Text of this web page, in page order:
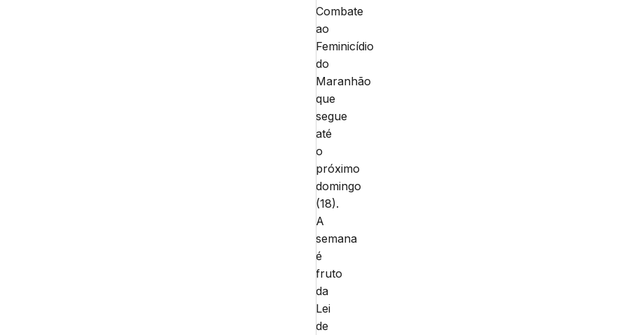
Combate
ao
Feminicídio
do
Maranhão
que
segue
até
o
próximo
domingo
(18).
A
semana
é
fruto
da
Lei
de